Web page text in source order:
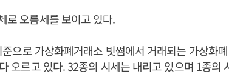
로 오름세를 보이고 있다.
으로 가상화폐거래소 빗썸에서 거래되는 가상화
오르고 있다. 32종의 시세는 내리고 있으며 1종의